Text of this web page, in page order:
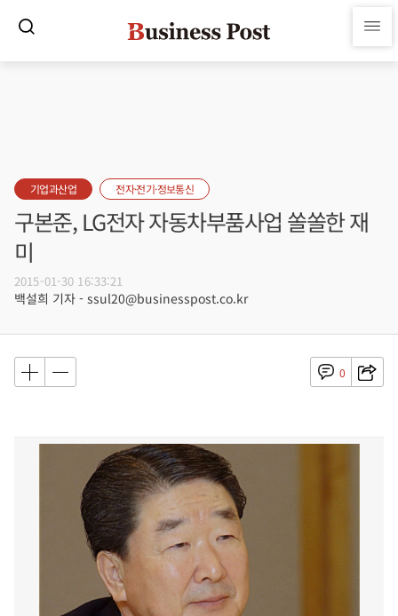
기업과산업 전자·전기·정보통신
구본준, LG전자 자동차부품사업 쏠쏠한 재
미
2015-01-30 16:33:21
백설희 기자 - ssul20@businesspost.co.kr
0